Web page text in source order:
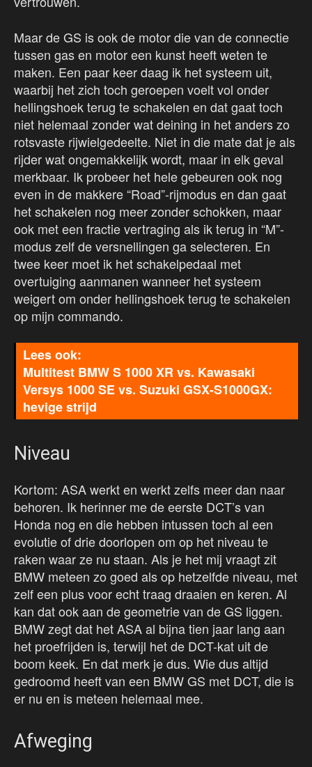
Maar de GS is ook de motor die van de connectie
tussen gas en motor een kunst heeft weten te
maken. Een paar keer daag ik het systeem uit,
waarbij het zich toch geroepen voelt vol onder
hellingshoek terug te schakelen en dat gaat toch
niet helemaal zonder wat deining in het anders zo
rotsvaste rijwielgedeelte. Niet in die mate dat je als
rijder wat ongemakkelijk wordt, maar in elk geval
merkbaar. Ik probeer het hele gebeuren ook nog
even in de makkere “Road”-rijmodus en dan gaat
het schakelen nog meer zonder schokken, maar
ook met een fractie vertraging als ik terug in “M”-
modus zelf de versnellingen ga selecteren. En
twee keer moet ik het schakelpedaal met
overtuiging aanmanen wanneer het systeem
weigert om onder hellingshoek terug te schakelen
op mijn commando.
Multitest BMW S 1000 XR vs. Kawasaki
Versys 1000 SE vs. Suzuki GSX-S1000GX:
hevige strijd
Niveau
Kortom: ASA werkt en werkt zelfs meer dan naar
behoren. Ik herinner me de eerste DCT’s van
Honda nog en die hebben intussen toch al een
evolutie of drie doorlopen om op het niveau te
raken waar ze nu staan. Als je het mij vraagt zit
BMW meteen zo goed als op hetzelfde niveau, met
zelf een plus voor echt traag draaien en keren. Al
kan dat ook aan de geometrie van de GS liggen.
BMW zegt dat het ASA al bijna tien jaar lang aan
het proefrijden is, terwijl het de DCT-kat uit de
boom keek. En dat merk je dus. Wie dus altijd
gedroomd heeft van een BMW GS met DCT, die is
er nu en is meteen helemaal mee.
Afweging